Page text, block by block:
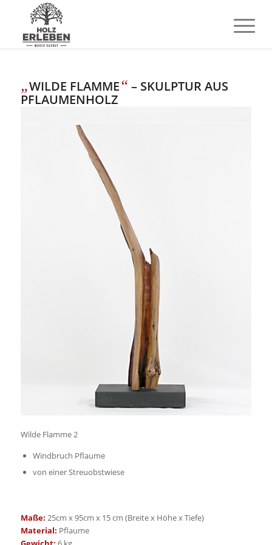
„WILDE FLAMME“ – SKULPTUR AUS
PFLAUMENHOLZ
Wilde Flamme 2
Windbruch Pflaume
von einer Streuobstwiese
Maße: 25cm x 95cm x 15 cm (Breite x Höhe x Tiefe)
Material: Pflaume